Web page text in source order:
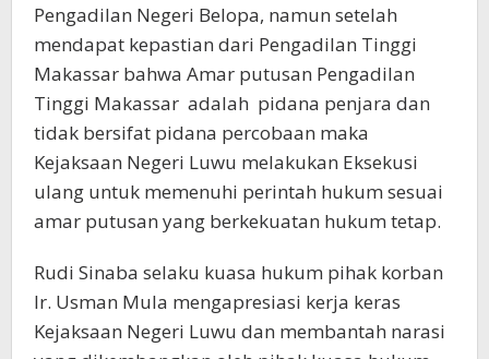
Pengadilan Negeri Belopa, namun setelah
mendapat kepastian dari Pengadilan Tinggi
Makassar bahwa Amar putusan Pengadilan
Tinggi Makassar adalah pidana penjara dan
tidak bersifat pidana percobaan maka
Kejaksaan Negeri Luwu melakukan Eksekusi
ulang untuk memenuhi perintah hukum sesuai
amar putusan yang berkekuatan hukum tetap.
Rudi Sinaba selaku kuasa hukum pihak korban
Ir. Usman Mula mengapresiasi kerja keras
Kejaksaan Negeri Luwu dan membantah narasi